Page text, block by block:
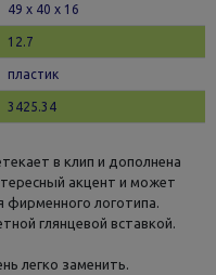
49 х 40 x 16
12.7
пластик
3425.34
в клип и дополнена
акцент и может
логотипа.
глянцевой вставкой.
легко заменить.